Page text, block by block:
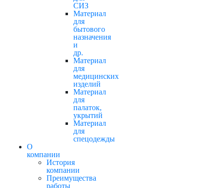
СИЗ
Материал
для
бытового
назначения
и
др.
Материал
для
медицинских
изделий
Материал
для
палаток,
укрытий
Материал
для
спецодежды
О
компании
История
компании
Преимущества
работы